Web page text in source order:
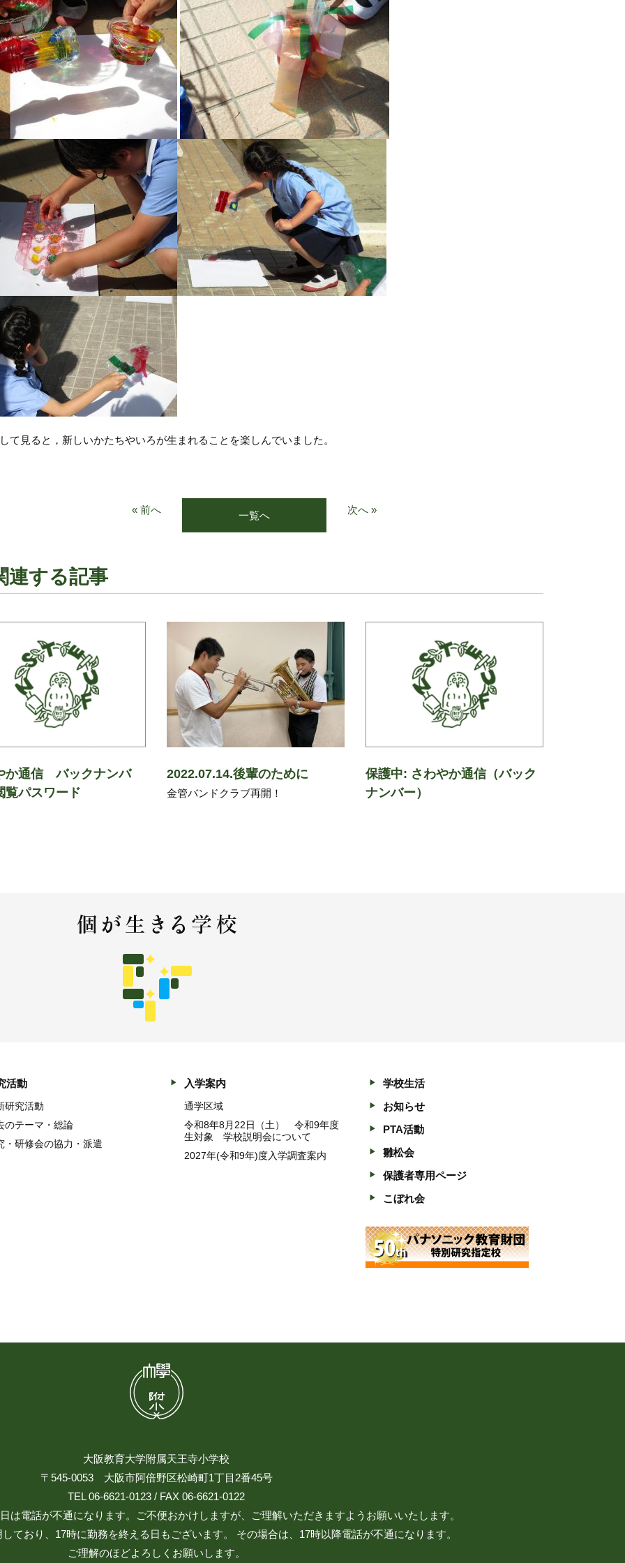
て見ると，新しいかたちやいろが生まれることを楽しんでいました。
« 前へ 一覧へ 次へ »
連する記事
か通信 バックナンバ
パスワード
2022.07.14.後輩のために
金管バンドクラブ再開！
保護中: さわやか通信（バック
ナンバー）
活動
研究活動
のテーマ・総論
・研修会の協力・派遣
入学案内
通学区域
令和8年8月22日（土） 令和9年度
生対象 学校説明会について
2027年(令和9年)度入学調査案内
学校生活
お知らせ
PTA活動
雛松会
保護者専用ページ
こぼれ会
大阪教育大学附属天王寺小学校
〒545-0053 大阪市阿倍野区松崎町1丁目2番45号
TEL 06-6621-0123 / FAX 06-6621-0122
は電話が不通になります。ご不便おかけしますが、ご理解いただきますようお願いいたします。
ており、17時に勤務を終える日もございます。 その場合は、17時以降電話が不通になります。
ご理解のほどよろしくお願いします。